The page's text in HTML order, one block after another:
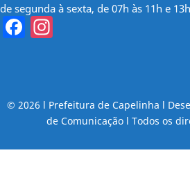
de segunda à sexta, de 07h às 11h e
Facebook
© 2026 l Prefeitura de Capelinha l
de Comunicação l Todos os